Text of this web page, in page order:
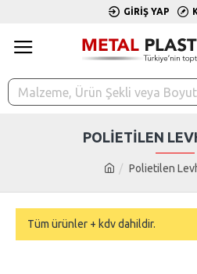
GIRIŞ YAP
Polietilen
POLIETILEN
Tüm ürünler + kdv dahildir.